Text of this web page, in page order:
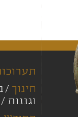
חינוך
וגננות